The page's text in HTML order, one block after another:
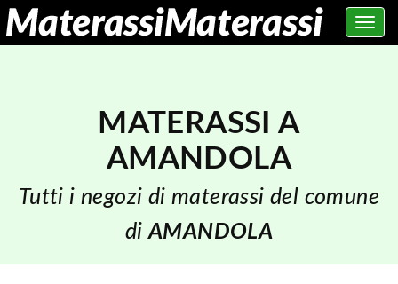
Toggle
MATERASSI A
AMANDOLA
Tutti i negozi di materassi del comune
diAMANDOLA